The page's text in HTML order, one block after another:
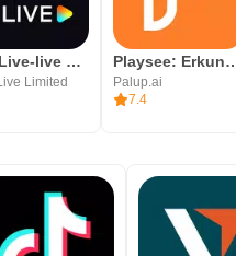
SodoLive-live stream&go chat
Limited
Playsee:
Palup.ai
7.4